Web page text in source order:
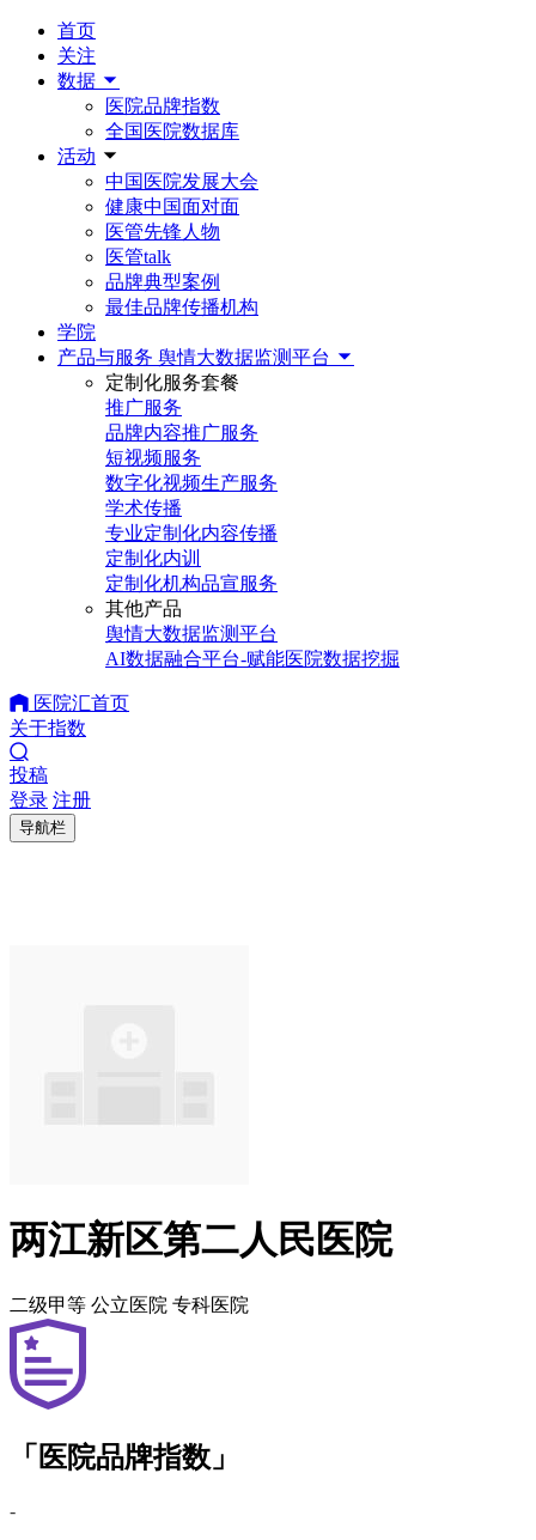
首页
关注
数据
医院品牌指数
全国医院数据库
活动
中国医院发展大会
健康中国面对面
医管先锋人物
医管talk
品牌典型案例
最佳品牌传播机构
学院
产品与服务 舆情大数据监测平台
定制化服务套餐
推广服务
品牌内容推广服务
短视频服务
数字化视频生产服务
学术传播
专业定制化内容传播
定制化内训
定制化机构品宣服务
其他产品
舆情大数据监测平台
AI数据融合平台-赋能医院数据挖掘
医院汇首页
关于指数
投稿
登录 注册
导航栏
两江新区第二人民医院
二级甲等 公立医院 专科医院
「医院品牌指数」
-